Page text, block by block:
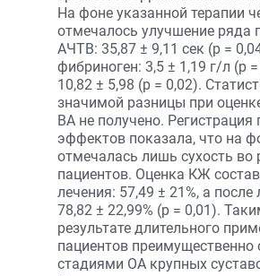
На фоне указанной терапии
отмечалось улучшение ряда
АЧТВ: 35,87 ± 9,11 сек (р =
фибриноген: 3,5 ± 1,19 г/л (р
10,82 ± 5,98 (р = 0,02).
значимой разницы при
ВА не получено. Регистрация
эффектов показала, что на
отмечалась лишь сухость во
пациентов. Оценка КЖ
лечения: 57,49 ± 21%, а после
78,82 ± 22,99% (p = 0,01).
результате длительного
пациентов преимущественно
стадиями ОА крупных